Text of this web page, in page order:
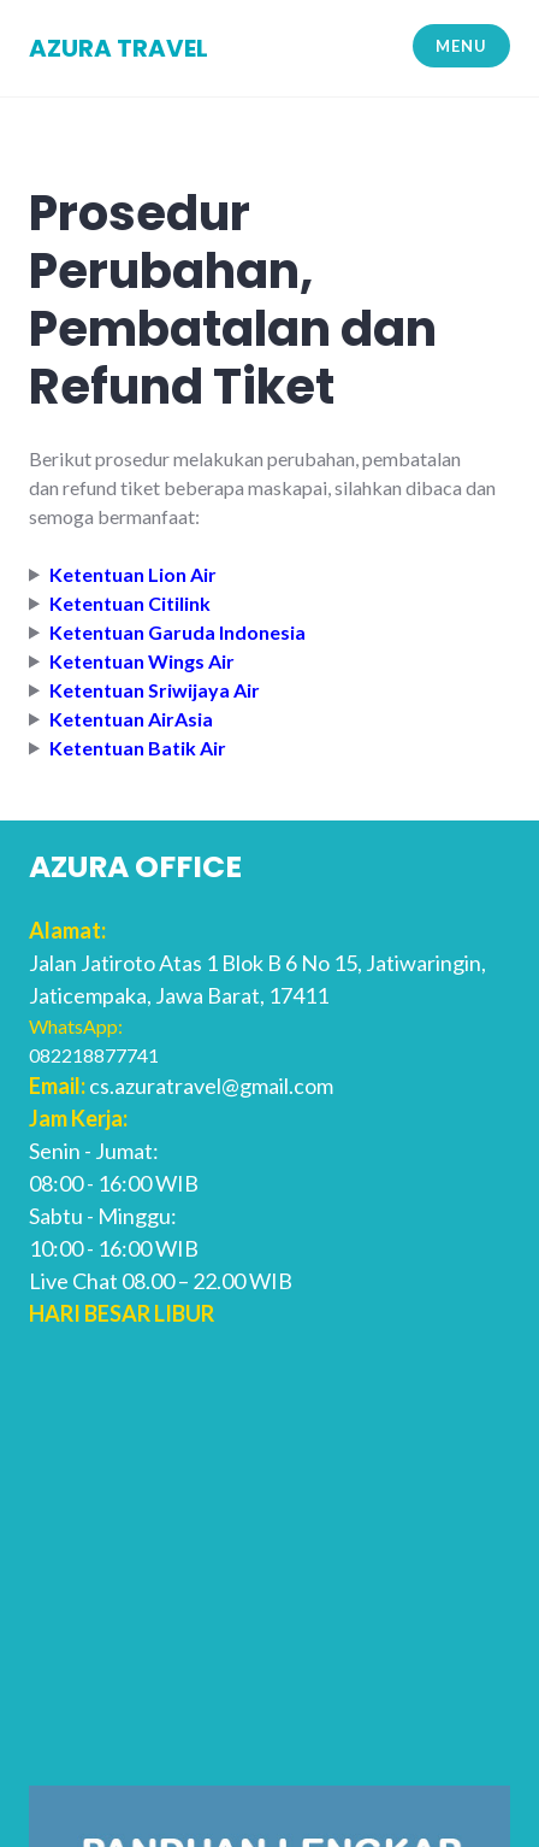
AZURA TRAVEL MENU
Prosedur
Perubahan,
Pembatalan dan
Refund Tiket
Berikut prosedur melakukan perubahan, pembatalan
dan refund tiket beberapa maskapai, silahkan dibaca dan
semoga bermanfaat:
Ketentuan Lion Air
Ketentuan Citilink
Ketentuan Garuda Indonesia
Ketentuan Wings Air
Ketentuan Sriwijaya Air
Ketentuan AirAsia
Ketentuan Batik Air
AZURA OFFICE
Alamat:
Jalan Jatiroto Atas 1 Blok B 6 No 15, Jatiwaringin,
Jaticempaka, Jawa Barat, 17411
WhatsApp:
082218877741
Email:cs.azuratravel@gmail.com
Jam Kerja:
Senin - Jumat:
08:00 - 16:00 WIB
Sabtu - Minggu:
10:00 - 16:00 WIB
Live Chat 08.00 – 22.00 WIB
HARI BESAR LIBUR